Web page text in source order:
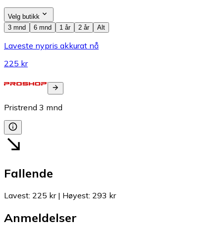
Velg butikk
3 mnd
6 mnd 1 år 2 år Alt
Laveste nypris akkurat nå
225 kr
Pristrend 3 mnd
Fallende
Lavest: 225 kr| Høyest: 293 kr
Anmeldelser